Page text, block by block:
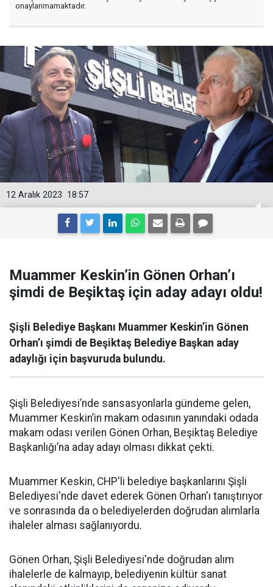
onaylanmamaktadır.
18:57
12 Aralık 2023
Muammer Keskin’in Gönen Orhan’ı
şimdi de Beşiktaş için aday adayı oldu!
Şişli Belediye Başkanı Muammer Keskin’in Gönen
Orhan’ı şimdi de Beşiktaş Belediye Başkan aday
adaylığı için başvuruda bulundu.
Şişli Belediyesi’nde sansasyonlarla gündeme gelen,
Muammer Keskin’in makam odasının yanındaki odada
makam odası verilen Gönen Orhan, Beşiktaş Belediye
Başkanlığı’na aday adayı olması dikkat çekti.
Muammer Keskin, CHP'li belediye başkanlarını Şişli
Belediyesi'nde davet ederek Gönen Orhan'ı tanıştırıyor
ve sonrasında da o belediyelerden doğrudan alımlarla
ihaleler alması sağlanıyordu.
Gönen Orhan, Şişli Belediyesi'nde doğrudan alım
ihalelerle de kalmayıp, belediyenin kültür sanat